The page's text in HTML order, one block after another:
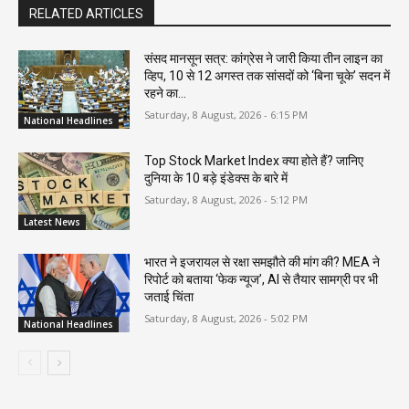
RELATED ARTICLES
National Headlines
संसद मानसून सत्र: कांग्रेस ने जारी किया तीन लाइन का
व्हिप, 10 से 12 अगस्त तक सांसदों को ‘बिना चूके’ सदन में
रहने का...
Saturday, 8 August, 2026 - 6:15 PM
Latest News
Top Stock Market Index क्या होते हैं? जानिए
दुनिया के 10 बड़े इंडेक्स के बारे में
Saturday, 8 August, 2026 - 5:12 PM
National Headlines
भारत ने इजरायल से रक्षा समझौते की मांग की? MEA ने
रिपोर्ट को बताया ‘फेक न्यूज’, AI से तैयार सामग्री पर भी
जताई चिंता
Saturday, 8 August, 2026 - 5:02 PM